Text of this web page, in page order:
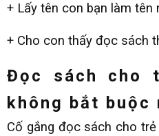
+ Lấy tên con bạn làm tên
+ Cho con thấy đọc sách
Đọc sách cho
không bắt buộc
Cố gắng đọc sách cho